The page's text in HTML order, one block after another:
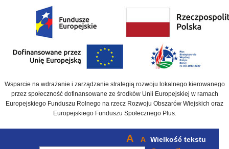
Wsparcie na wdrażanie i zarządzanie strategią rozwoju lokalnego kierowanego
przez społeczność dofinansowane ze środków Unii Europejskiej w ramach
Europejskiego Funduszu Rolnego na rzecz Rozwoju Obszarów Wiejskich oraz
Europejskiego Funduszu Społecznego Plus.
A A Wielkość tekstu